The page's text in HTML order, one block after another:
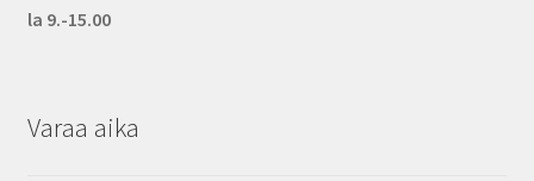
la 9.-15.00
Varaa aika